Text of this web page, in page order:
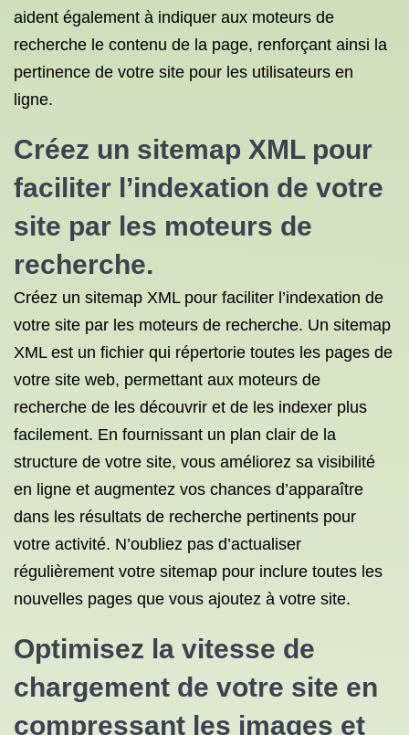
aident également à indiquer aux moteurs de
recherche le contenu de la page, renforçant ainsi la
pertinence de votre site pour les utilisateurs en
ligne.
Créez un sitemap XML pour
faciliter l’indexation de votre
site par les moteurs de
recherche.
Créez un sitemap XML pour faciliter l’indexation de
votre site par les moteurs de recherche. Un sitemap
XML est un fichier qui répertorie toutes les pages de
votre site web, permettant aux moteurs de
recherche de les découvrir et de les indexer plus
facilement. En fournissant un plan clair de la
structure de votre site, vous améliorez sa visibilité
en ligne et augmentez vos chances d’apparaître
dans les résultats de recherche pertinents pour
votre activité. N’oubliez pas d’actualiser
régulièrement votre sitemap pour inclure toutes les
nouvelles pages que vous ajoutez à votre site.
Optimisez la vitesse de
chargement de votre site en
compressant les images et